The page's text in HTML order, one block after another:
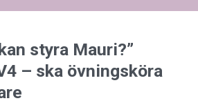
styra Mauri?”
– ska övningsköra